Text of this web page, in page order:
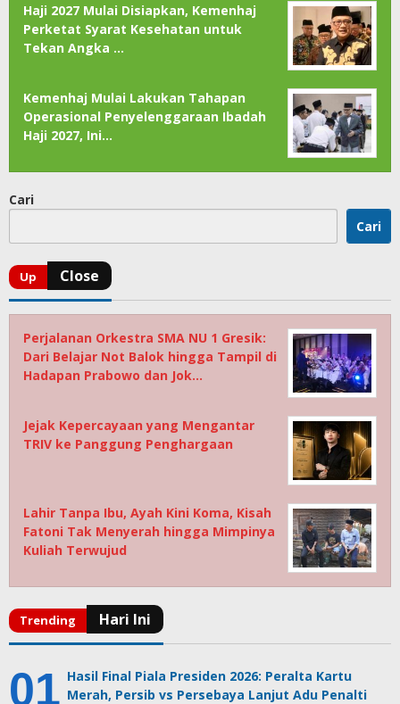
Haji 2027 Mulai Disiapkan, Kemenhaj
Perketat Syarat Kesehatan untuk
Tekan Angka …
Kemenhaj Mulai Lakukan Tahapan
Operasional Penyelenggaraan Ibadah
Haji 2027, Ini…
Cari
Cari
Perjalanan Orkestra SMA NU 1 Gresik:
Dari Belajar Not Balok hingga Tampil di
Hadapan Prabowo dan Jok…
Jejak Kepercayaan yang Mengantar
TRIV ke Panggung Penghargaan
Lahir Tanpa Ibu, Ayah Kini Koma, Kisah
Fatoni Tak Menyerah hingga Mimpinya
Kuliah Terwujud
Hasil Final Piala Presiden 2026: Peralta Kartu
Merah, Persib vs Persebaya Lanjut Adu Penalti